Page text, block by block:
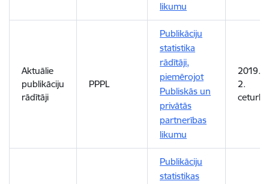
likumu
Aktuālie
publikāciju
rādītāji
PPPL
Publikāciju
statistika
rādītāji,
piemērojot
Publiskās un
privātās
partnerības
likumu
2019.
2.
Publikāciju
statistikas